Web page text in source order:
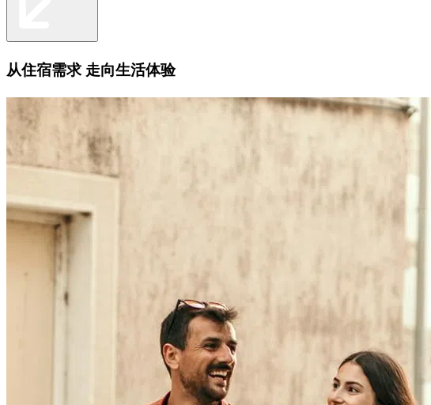
从住宿需求 走向生活体验